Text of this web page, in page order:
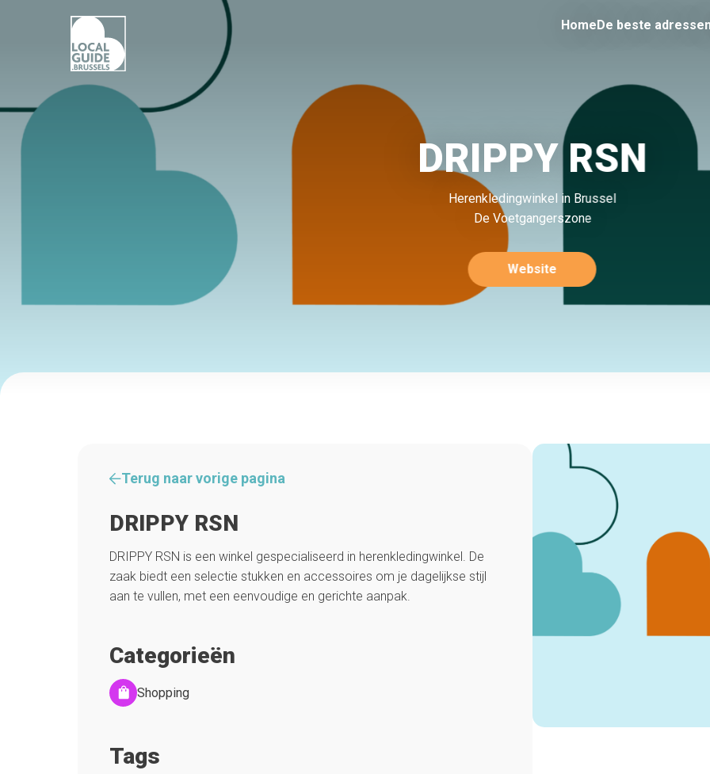
HomeDe beste
DRIPPY RSN
Herenkledingwinkel in Brussel
De Voetgangerszone
Website
Terug naar vorige pagina
DRIPPY RSN
DRIPPY RSN is een winkel gespecialiseerd in herenkledingwinkel. De
zaak biedt een selectie stukken en accessoires om je dagelijkse stijl
aan te vullen, met een eenvoudige en gerichte aanpak.
Categorieën
Shopping
Tags